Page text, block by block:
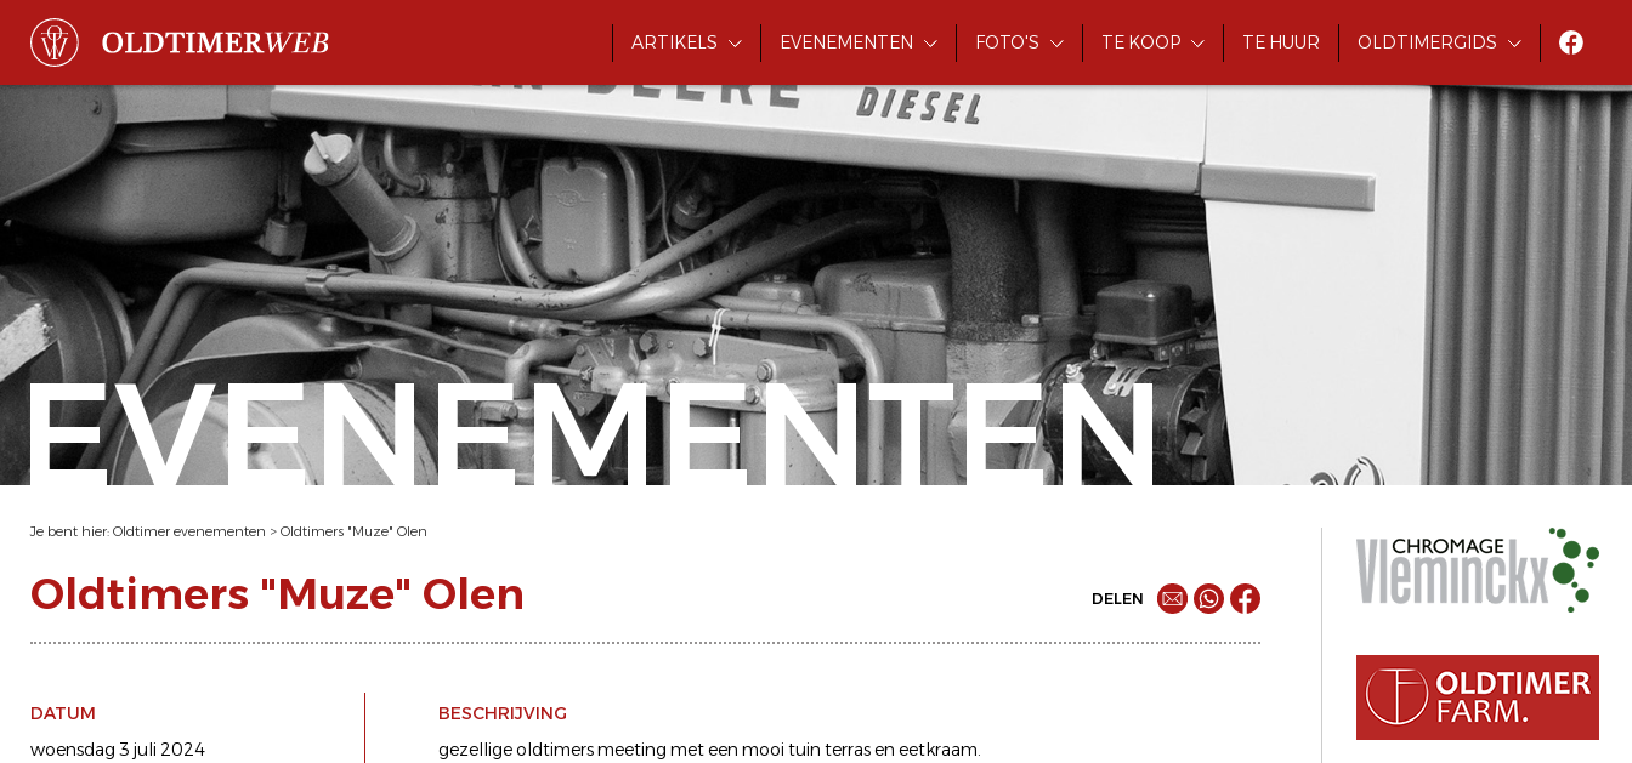
ARTIKELS EVENEMENTEN FOTO'S TE KOOP TE HUUR OLDTIMERGIDS
EVENEMENTEN
Je bent hier: Oldtimer evenementen > Oldtimers "Muze" Olen
Oldtimers "Muze" Olen DELEN
DATUM
woensdag 3 juli 2024
BESCHRIJVING
gezellige oldtimers meeting met een mooi tuin terras en eetkraam.